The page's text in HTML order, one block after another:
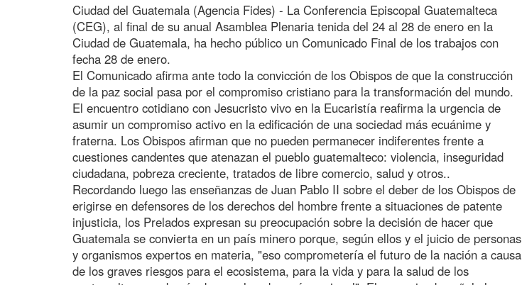
Ciudad del Guatemala (Agencia Fides) - La Conferencia Episcopal Guatemalteca
(CEG), al final de su anual Asamblea Plenaria tenida del 24 al 28 de enero en la
Ciudad de Guatemala, ha hecho público un Comunicado Final de los trabajos con
fecha 28 de enero.
El Comunicado afirma ante todo la convicción de los Obispos de que la construcción
de la paz social pasa por el compromiso cristiano para la transformación del mundo.
El encuentro cotidiano con Jesucristo vivo en la Eucaristía reafirma la urgencia de
asumir un compromiso activo en la edificación de una sociedad más ecuánime y
fraterna. Los Obispos afirman que no pueden permanecer indiferentes frente a
cuestiones candentes que atenazan el pueblo guatemalteco: violencia, inseguridad
ciudadana, pobreza creciente, tratados de libre comercio, salud y otros..
Recordando luego las enseñanzas de Juan Pablo II sobre el deber de los Obispos de
erigirse en defensores de los derechos del hombre frente a situaciones de patente
injusticia, los Prelados expresan su preocupación sobre la decisión de hacer que
Guatemala se convierta en un país minero porque, según ellos y el juicio de personas
y organismos expertos en materia, "eso comprometería el futuro de la nación a causa
de los graves riesgos para el ecosistema, para la vida y para la salud de los